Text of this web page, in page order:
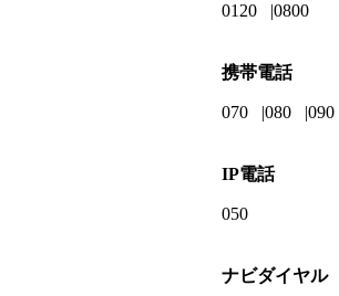
0120 0800
携帯電話
070 080 090
IP電話
050
ナビダイヤル